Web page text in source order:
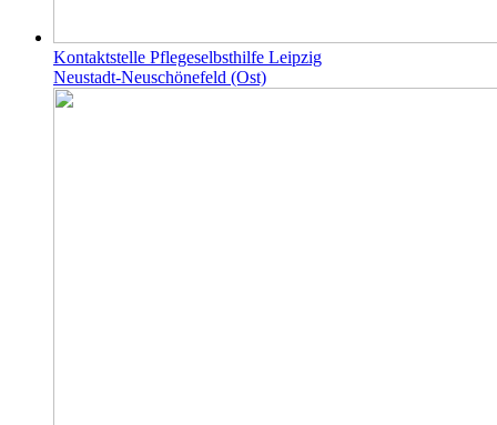
Kontaktstelle Pflegeselbsthilfe Leipzig
Neustadt-Neuschönefeld (Ost)